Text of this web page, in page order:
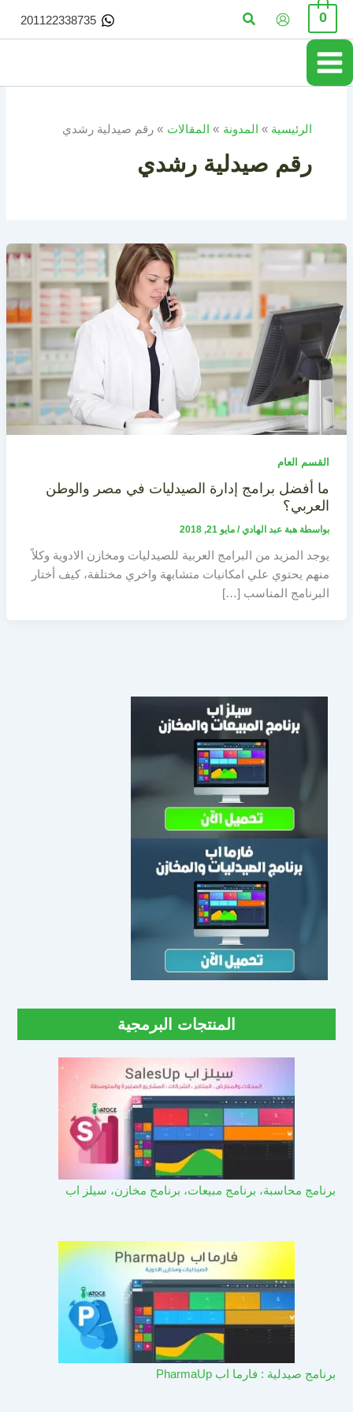
تخطي
المحتوى
0 البحث 201122338735
الرئيسية المدونة المقالات رقم صيدلية رشدي
رقم صيدلية رشدي
القسم العام
ما أفضل برامج إدارة الصيدليات في مصر والوطن
العربي؟
بواسطة هبة عبد الهادي/ مايو 21, 2018
يوجد المزيد من البرامج العربية للصيدليات ومخازن الادوية وكلاً
منهم يحتوي علي امكانيات متشابهة واخري مختلفة، كيف أختار
البرنامج المناسب […]
المنتجات البرمجية
برنامج محاسبة، برنامج مبيعات، برنامج مخازن، سيلز اب
برنامج صيدلية : فارما اب PharmaUp​